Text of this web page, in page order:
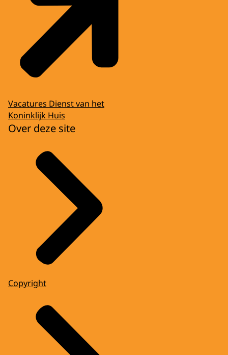
Vacatures Dienst van het
Koninklijk Huis
Over deze site
Copyright